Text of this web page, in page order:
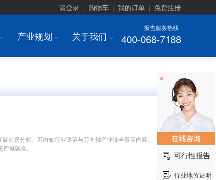
请登录 购物车 我的订单 免费注册
报告服务热线
400-068-7188
I 产业规划 I 关于我们 I
前景分析、万向轴行业政策与万向轴产业链全景等内容。
城融合。
×
可行性报告
行业地位证明